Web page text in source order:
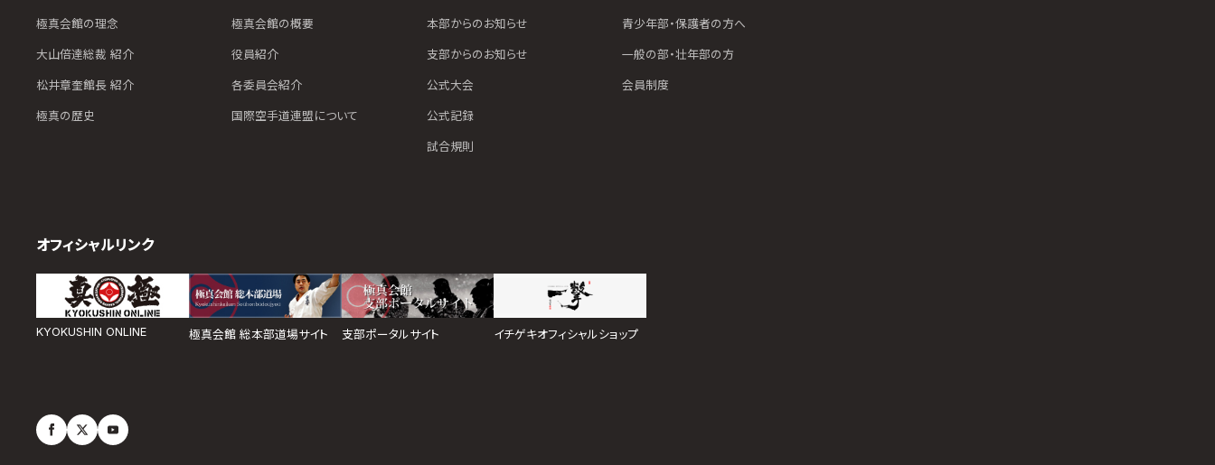
極真会館の理念
大山倍達総裁 紹介
松井章奎館長 紹介
極真の歴史
極真会館の概要
役員紹介
各委員会紹介
国際空手道連盟について
本部からのお知らせ
支部からのお知らせ
公式大会
公式記録
試合規則
青少年部・保護者の方へ
一般の部・壮年部の方
会員制度
オフィシャルリンク
KYOKUSHIN ONLINE 極真会館 総本部道場サイト 支部ポータルサイト イチゲキオフィシャルショップ